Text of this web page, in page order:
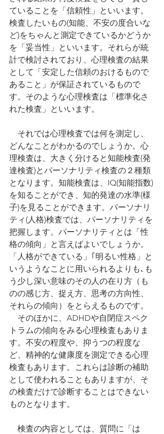
ていることを「信頼性」といいます。
検査したいもの(知能、不安の度合いな
ど)をちゃんと測定できているかどうか
を「妥当性」といいます。それらが統
計で検討されており、心理検査の結果
として「安定した信頼のおけるもので
あること」が保証されているもので
す。そのような心理検査は「標準化さ
れた検査」といいます。
それでは心理検査では何を測定し、
どんなことがわかるのでしょうか。心
理検査は、大きく分けると知能検査(発
達検査)とパーソナリティ検査の２種類
となります。知能検査は、IQ(知能指数)
を知ることができ、知的発達の水準(様
子)を見ることができます。パーソナリ
ティ(人格)検査では、パーソナリティを
把握します。パーソナリティとは「性
格の傾向」と言えばよいでしょうか。
「人格ができている」｢明るい性格」と
いうようなことに用いられるよりも､も
う少し深い意味のその人の在り方（も
のの感じ方、捉え方、思考の方向性、
それらの傾向）をとらえるものです。
そのほかに、ADHDや自閉症スペク
トラムの傾向をみる心理検査もありま
す。不安の程度や、抑うつの程度な
ど、精神的な健康度を測定できる心理
検査もあります。これらは診断の補助
として使われることもありますが、そ
の検査だけで診断することはできない
ものとなります。
検査の内容としては、質問に「は